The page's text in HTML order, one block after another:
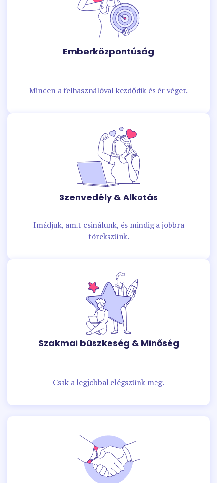
Emberközpontúság
Minden a felhasználóval kezdődik és ér véget.
Szenvedély & Alkotás
Imádjuk, amit csinálunk, és mindig a jobbra
törekszünk.
Szakmai büszkeség & Minőség
Csak a legjobbal elégszünk meg.